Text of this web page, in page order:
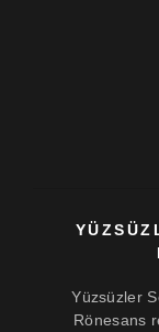
Yüzsüzler
Rönesans